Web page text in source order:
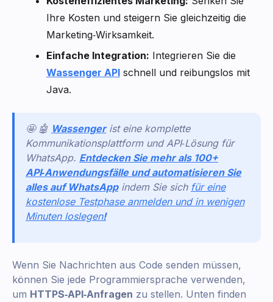
Ihre Kosten und steigern Sie gleichzeitig die
Marketing‑Wirksamkeit.
Einfache Integration: Integrieren Sie die
Wassenger API schnell und reibungslos mit
Java.
🤩 🤖 Wassenger ist eine komplette
Kommunikationsplattform und API‑Lösung für
WhatsApp. Entdecken Sie mehr als 100+
API‑Anwendungsfälle und automatisieren Sie
alles auf WhatsApp indem Sie sich für eine
kostenlose Testphase anmelden und in wenigen
Minuten loslegen!
Wenn Sie Nachrichten aus Code senden müssen,
können Sie jede Programmiersprache verwenden,
um HTTPS‑API‑Anfragen zu stellen. Unten finden